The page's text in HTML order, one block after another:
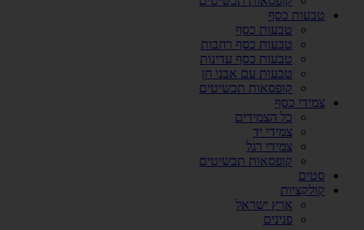
טבעות כסף
טבעות כסף
טבעות כסף רחבות
טבעות כסף עדינות
טבעות עם אבני חן
קופסאות תכשיטים
צמידי כסף
כל הצמידים
צמידי יד
צמידי רגל
קופסאות תכשיטים
סטים
קולקציות
ארץ ישראל
פנינים